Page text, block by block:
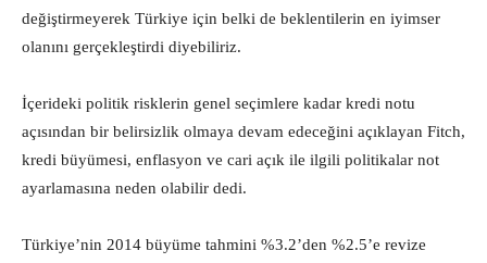
değiştirmeyerek Türkiye için belki de beklentilerin en iyimser
olanını gerçekleştirdi diyebiliriz.
İçerideki politik risklerin genel seçimlere kadar kredi notu
açısından bir belirsizlik olmaya devam edeceğini açıklayan Fitch,
kredi büyümesi, enflasyon ve cari açık ile ilgili politikalar not
ayarlamasına neden olabilir dedi.
Türkiye’nin 2014 büyüme tahmini %3.2’den %2.5’e revize